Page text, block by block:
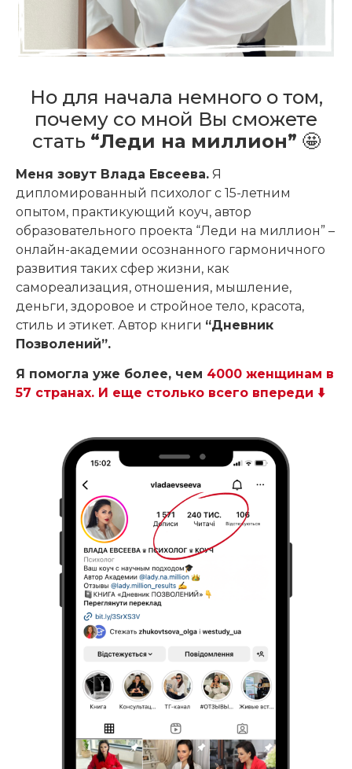
Но для начала немного о том,
почему со мной Вы сможете
стать “Леди на миллион” 🤩
Меня зовут Влада Евсеева. Я
дипломированный психолог с 15-летним
опытом, практикующий коуч, автор
образовательного проекта “Леди на миллион” –
онлайн-академии осознанного гармоничного
развития таких сфер жизни, как
самореализация, отношения, мышление,
деньги, здоровое и стройное тело, красота,
стиль и этикет. Автор книги “Дневник
Позволений”.
Я помогла уже более, чем 4000 женщинам в
57 странах. И еще столько всего впереди ⬇️